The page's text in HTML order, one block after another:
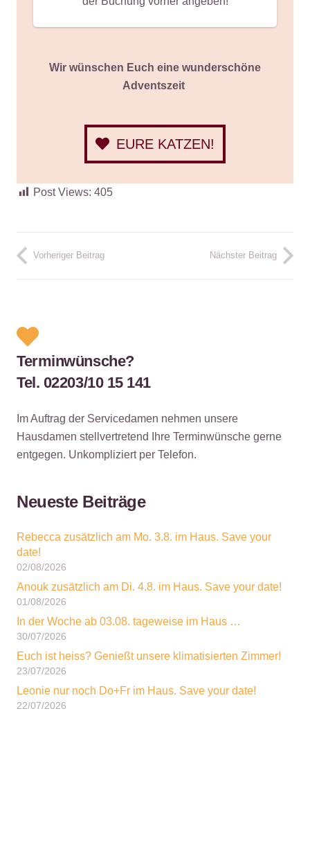
Wir wünschen Euch eine wunderschöne
Adventszeit
EURE KATZEN!
Post Views: 405
Vorheriger Beitrag Nächster Beitrag
Terminwünsche?
Tel. 02203/10 15 141
Im Auftrag der Servicedamen nehmen unsere
Hausdamen stellvertretend Ihre Terminwünsche gerne
entgegen. Unkompliziert per Telefon.
Neueste Beiträge
Rebecca zusätzlich am Mo. 3.8. im Haus. Save your
date!
02/08/2026
Anouk zusätzlich am Di. 4.8. im Haus. Save your date!
01/08/2026
In der Woche ab 03.08. tageweise im Haus …
30/07/2026
Euch ist heiss? Genießt unsere klimatisierten Zimmer!
23/07/2026
Leonie nur noch Do+Fr im Haus. Save your date!
22/07/2026